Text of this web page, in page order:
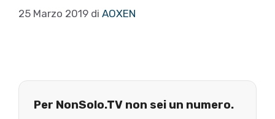
25 Marzo 2019 di AOXEN
Per NonSolo.TV non sei un numero.